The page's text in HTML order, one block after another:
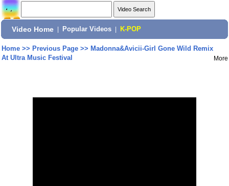
Video Home Popular Videos K-POP
Home>> Previous Page>> Madonna&Avicii-Girl Gone Wild Remix
At Ultra Music Festival
More